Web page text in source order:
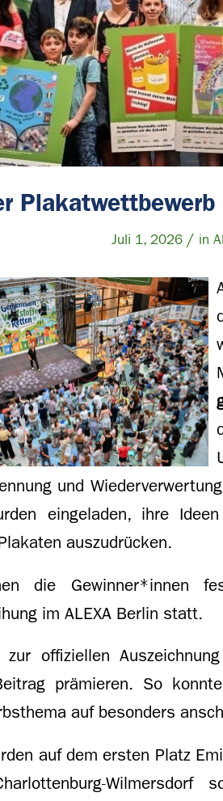
Juli 1, 2026 / in
und
eingeladen, ihre
auszudrücken.
die Gewinner*innen
im ALEXA Berlin statt.
zur offiziellen
prämieren. So
auf besonders
auf dem ersten Platz
Wilmersdorf